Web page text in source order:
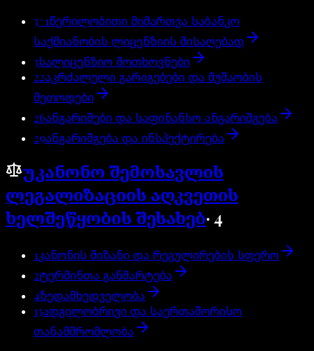
3^1წერილობითი მიმართვა საბანკო
საქმიანობის ლიცენზიის მისაღებად
3სალიცენზიო მოთხოვნები
22აკრძალული გარიგებები და მუშაობის
მეთოდები
26ანგარიშები და საფინანსო ანგარიშგება
29ანგარიშგება და ინსპექტირება
უკანონო შემოსავლის
ლეგალიზაციის აღკვეთის
ხელშეწყობის შესახებ·4
1კანონის მიზანი და რეგულირების სფერო
2ტერმინთა განმარტება
4ზედამხედველობა
13ადგილობრივი და საერთაშორისო
თანამშრომლობა